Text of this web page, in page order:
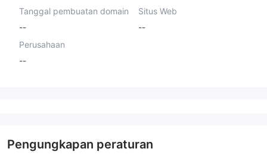
Tanggal pembuatan domain
--
Situs Web
--
Perusahaan
--
Pengungkapan peraturan